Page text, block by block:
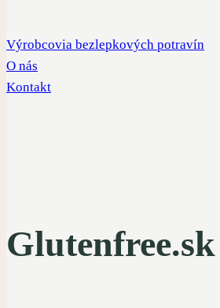
Výrobcovia bezlepkových potravín
O nás
Kontakt
Glutenfree.sk